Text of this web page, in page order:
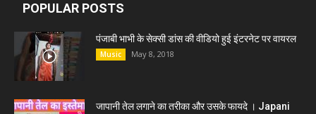
POPULAR POSTS
पंजाबी भाभी के सेक्सी डांस की वीडियो हुई इंटरनेट पर वायरल
Music May 8, 2018
जापानी तेल लगाने का तरीका और उसके फायदे । Japani